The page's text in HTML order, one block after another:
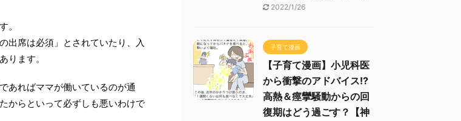
。
出席は必須」とされていたり、入
ります。
あればママが働いているのが通
からといって必ずしも悪いわけで
2022/1/26
子育て漫画
【子育て漫画】小児科医
から衝撃のアドバイス!?
高熱＆痙攣騒動からの回
復期はどう過ごす？【神